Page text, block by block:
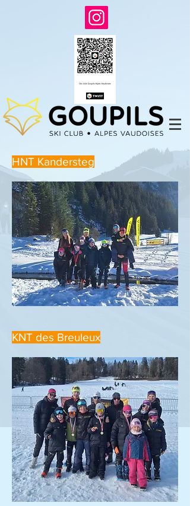
HNT Kandersteg
KNT des Breuleux